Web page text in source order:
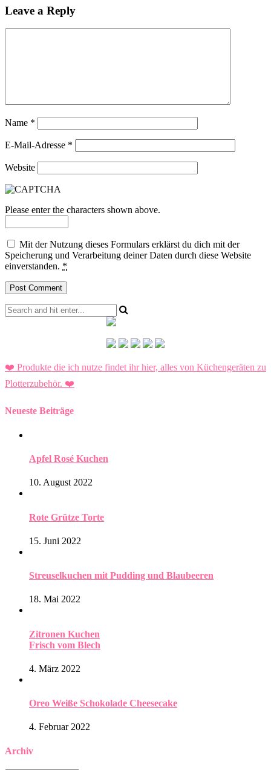
Leave a Reply
Name *
E-Mail-Adresse *
Website
Please enter the characters shown above.
Mit der Nutzung dieses Formulars erklärst du dich mit der
Speicherung und Verarbeitung deiner Daten durch diese Website
einverstanden. *
❤️ Produkte die ich nutze findet ihr hier, alles von Küchengeräten zu
Plotterzubehör. ❤️
Neueste Beiträge
Apfel Rosé Kuchen
10. August 2022
Rote Grütze Torte
15. Juni 2022
Streuselkuchen mit Pudding und Blaubeeren
18. Mai 2022
Zitronen Kuchen
Frisch vom Blech
4. März 2022
Oreo Weiße Schokolade Cheesecake
4. Februar 2022
Archiv